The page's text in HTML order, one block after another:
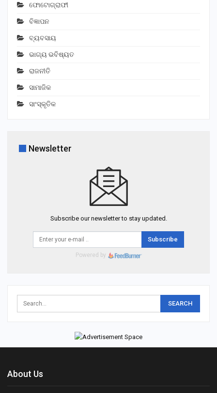
ଫୋଟୋଗ୍ରାଫୀ
ବିଜ୍ଞାପନ
ବ୍ୟବସାୟ
ଭାଗ୍ୟ ଭବିଷ୍ୟତ
ରାଜନୀତି
ସାମାଜିକ
ସାଂସ୍କୃତିକ
Newsletter
Subscribe our newsletter to stay updated.
Subscribe
Powered by
About Us